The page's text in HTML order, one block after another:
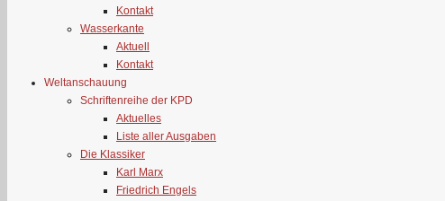
Kontakt
Wasserkante
Aktuell
Kontakt
Weltanschauung
Schriftenreihe der KPD
Aktuelles
Liste aller Ausgaben
Die Klassiker
Karl Marx
Friedrich Engels